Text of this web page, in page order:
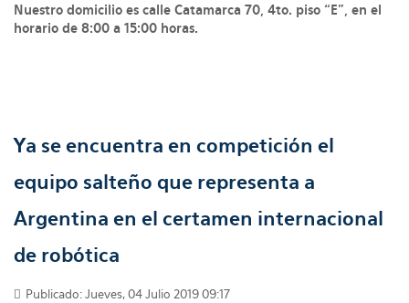
Nuestro domicilio es calle Catamarca 70, 4to. piso “E”, en el
horario de 8:00 a 15:00 horas.
Ya se encuentra en competición el
equipo salteño que representa a
Argentina en el certamen internacional
de robótica
Publicado: Jueves, 04 Julio 2019 09:17